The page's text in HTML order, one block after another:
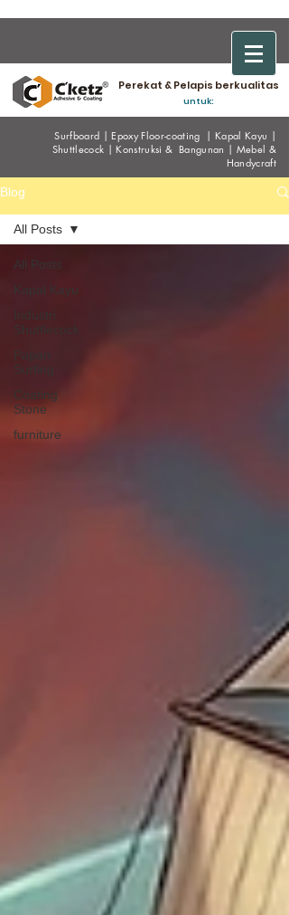
Perekat & Pelapis berkualitas
untuk:
Surfboard |EpoxyFloor-coating |Kapal Kayu |
Shuttlecock |Konstruksi & Bangunan | Mebel &
Handycraft
Blog
All Posts
Kapal Kayu
Industri
Shuttlecock
Papan
Surfing
Coating
Stone
furniture
All Posts